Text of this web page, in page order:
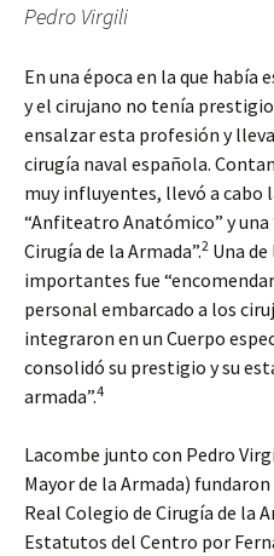
Pedro Virgili
En una época en la que había
y el cirujano no tenía
ensalzar esta profesión y
cirugía naval española.
muy influyentes, llevó a cabo
“Anfiteatro Anatómico” y una
Cirugía de la Armada”.2 Una
importantes fue
personal embarcado a los
integraron en un Cuerpo
consolidó su prestigio y su
armada”.4
Lacombe junto con Pedro
Mayor de la Armada)
Real Colegio de Cirugía de la
Estatutos del Centro por